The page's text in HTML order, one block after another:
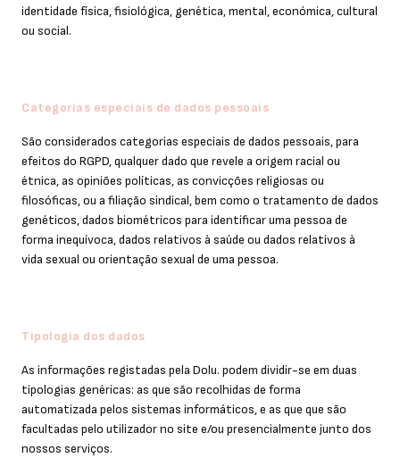
identidade física, fisiológica, genética, mental, económica, cultural
ou social.
Categorias especiais de dados pessoais
São considerados categorias especiais de dados pessoais, para
efeitos do RGPD, qualquer dado que revele a origem racial ou
étnica, as opiniões políticas, as convicções religiosas ou
filosóficas, ou a filiação sindical, bem como o tratamento de dados
genéticos, dados biométricos para identificar uma pessoa de
forma inequívoca, dados relativos à saúde ou dados relativos à
vida sexual ou orientação sexual de uma pessoa.
Tipologia dos dados
As informações registadas pela Dolu. podem dividir-se em duas
tipologias genéricas: as que são recolhidas de forma
automatizada pelos sistemas informáticos, e as que que são
facultadas pelo utilizador no site e/ou presencialmente junto dos
nossos serviços.